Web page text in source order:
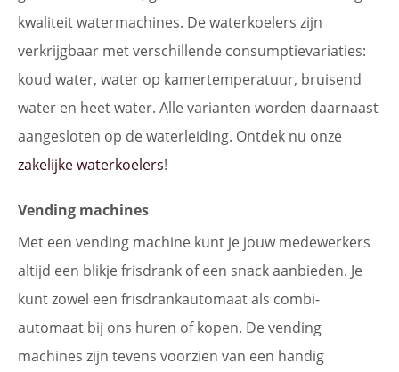
kwaliteit watermachines. De waterkoelers zijn
verkrijgbaar met verschillende consumptievariaties:
koud water, water op kamertemperatuur, bruisend
water en heet water. Alle varianten worden daarnaast
aangesloten op de waterleiding. Ontdek nu onze
zakelijke waterkoelers!
Vending machines
Met een vending machine kunt je jouw medewerkers
altijd een blikje frisdrank of een snack aanbieden. Je
kunt zowel een frisdrankautomaat als combi-
automaat bij ons huren of kopen. De vending
machines zijn tevens voorzien van een handig